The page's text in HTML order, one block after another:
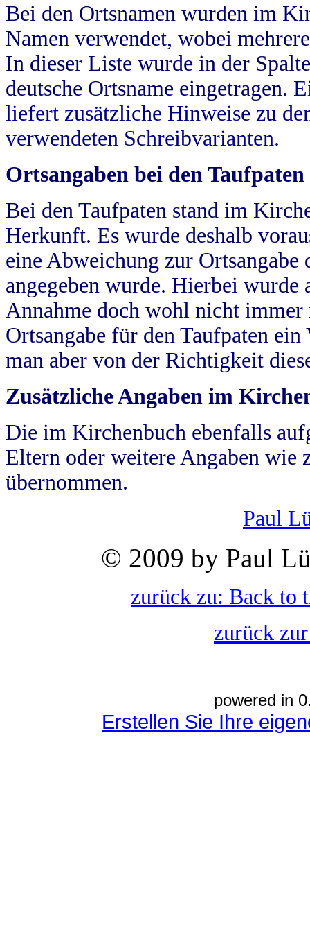
Bei den Ortsnamen wurden im
Namen verwendet, wobei
In dieser Liste wurde in der
deutsche Ortsname eingetragen.
liefert zusätzliche Hinweise zu
verwendeten Schreibvarianten.
Ortsangaben bei den Taufpaten
Bei den Taufpaten stand im
Herkunft. Es wurde deshalb
eine Abweichung zur
angegeben wurde. Hierbei wurde
Annahme doch wohl nicht
Ortsangabe für den Taufpaten
man aber von der Richtigkeit
Zusätzliche Angaben im
Die im Kirchenbuch ebenfalls
Eltern oder weitere Angaben wie
übernommen.
Paul
© 2009 by Paul
zurück zu: Back to
zurück
powered in
Erstellen Sie Ihre